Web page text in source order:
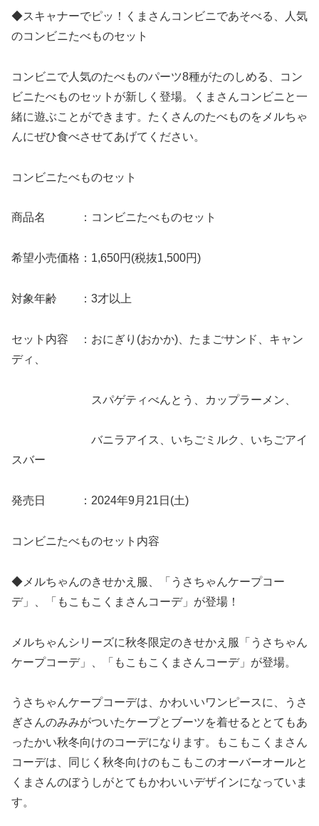
◆スキャナーでピッ！くまさんコンビニであそべる、人気
のコンビニたべものセット
コンビニで人気のたべものパーツ8種がたのしめる、コン
ビニたべものセットが新しく登場。くまさんコンビニと一
緒に遊ぶことができます。たくさんのたべものをメルちゃ
んにぜひ食べさせてあげてください。
コンビニたべものセット
商品名 ：コンビニたべものセット
希望小売価格：1,650円(税抜1,500円)
対象年齢 ：3才以上
セット内容 ：おにぎり(おかか)、たまごサンド、キャン
ディ、
スパゲティべんとう、カップラーメン、
バニラアイス、いちごミルク、いちごアイ
スバー
発売日 ：2024年9月21日(土)
コンビニたべものセット内容
◆メルちゃんのきせかえ服、「うさちゃんケープコー
デ」、「もこもこくまさんコーデ」が登場！
メルちゃんシリーズに秋冬限定のきせかえ服「うさちゃん
ケープコーデ」、「もこもこくまさんコーデ」が登場。
うさちゃんケープコーデは、かわいいワンピースに、うさ
ぎさんのみみがついたケープとブーツを着せるととてもあ
ったかい秋冬向けのコーデになります。もこもこくまさん
コーデは、同じく秋冬向けのもこもこのオーバーオールと
くまさんのぼうしがとてもかわいいデザインになっていま
す。